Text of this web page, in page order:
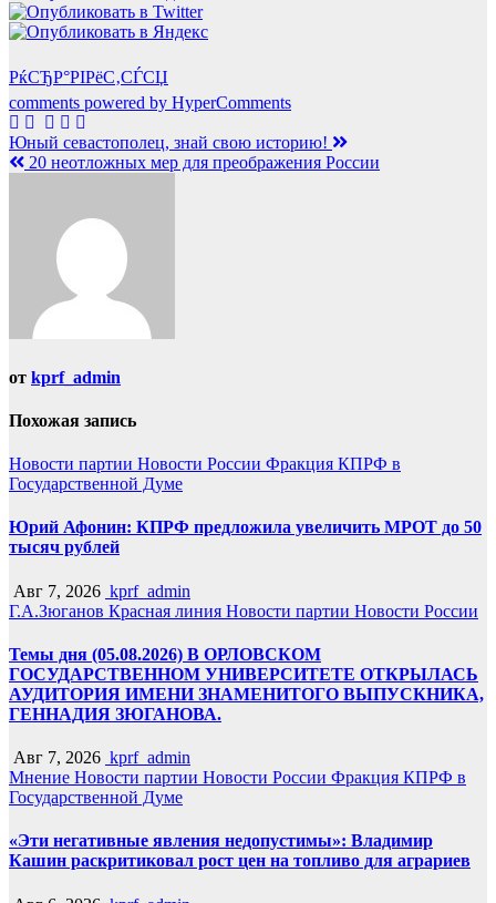
РќСЂР°РІРёС‚СЃСЏ
comments powered by HyperComments
Навигация
по
Юный севастополец, знай свою историю!
20 неотложных мер для преображения России
от kprf_admin
Похожая запись
Новости партии Новости России Фракция КПРФ в
Государственной Думе
Юрий Афонин: КПРФ предложила увеличить МРОТ до 50
тысяч рублей
Авг 7, 2026 kprf_admin
Г.А.Зюганов Красная линия Новости партии Новости России
Темы дня (05.08.2026) В ОРЛОВСКОМ
ГОСУДАРСТВЕННОМ УНИВЕРСИТЕТЕ ОТКРЫЛАСЬ
АУДИТОРИЯ ИМЕНИ ЗНАМЕНИТОГО ВЫПУСКНИКА,
ГЕННАДИЯ ЗЮГАНОВА.
Авг 7, 2026 kprf_admin
Мнение Новости партии Новости России Фракция КПРФ в
Государственной Думе
«Эти негативные явления недопустимы»: Владимир
Кашин раскритиковал рост цен на топливо для аграриев